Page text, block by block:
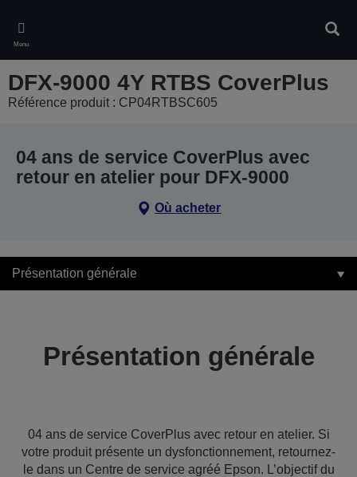
main
content
Menu
DFX-9000 4Y RTBS CoverPlus
Référence produit : CP04RTBSC605
04 ans de service CoverPlus avec
retour en atelier pour DFX-9000
Où acheter
Présentation générale
Présentation générale
04 ans de service CoverPlus avec retour en atelier. Si
votre produit présente un dysfonctionnement, retournez-
le dans un Centre de service agréé Epson. L’objectif du